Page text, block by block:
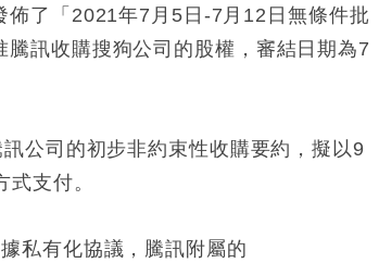
了「2021年7月5日-7月12日無條件批
訊收購搜狗公司的股權，審結日期為7
公司的初步非約束性收購要約，擬以9
支付。
私有化協議，騰訊附屬的